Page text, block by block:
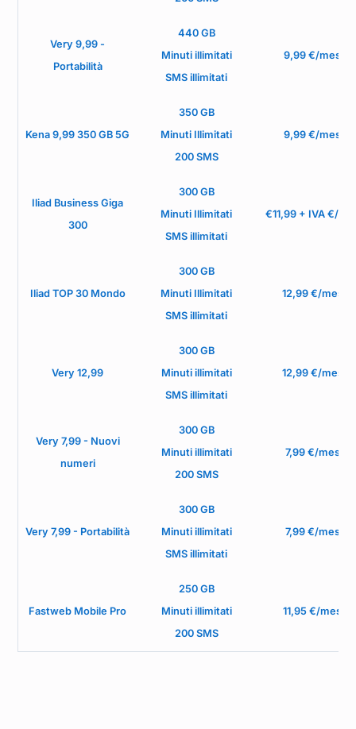
Very 9,99 -
Portabilità
440 GB
Minuti illimitati
SMS illimitati
9,99 €/mese
Kena 9,99 350 GB 5G
350 GB
Minuti Illimitati
200 SMS
9,99 €/mese
Iliad Business Giga
300
300 GB
Minuti Illimitati
SMS illimitati
€11,99 + IVA €/
Iliad TOP 30 Mondo
300 GB
Minuti Illimitati
SMS illimitati
12,99 €/mese
Very 12,99
300 GB
Minuti illimitati
SMS illimitati
12,99 €/mese
Very 7,99 - Nuovi
numeri
300 GB
Minuti illimitati
200 SMS
7,99 €/mese
Very 7,99 - Portabilità
300 GB
Minuti illimitati
SMS illimitati
7,99 €/mese
Fastweb Mobile Pro
250 GB
Minuti illimitati
200 SMS
11,95 €/mese